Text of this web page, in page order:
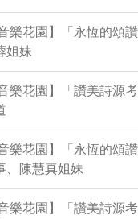
樂花園】「永恆的頌
姐妹
樂花園】「讚美詩源考
樂花園】「永恆的頌讚
、陳慧真姐妹
樂花園】「讚美詩源考